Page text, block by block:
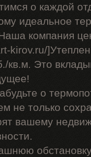
о каждой
идеальное
компания
kirov.ru/
кв.м. Это
о
не только
вашему